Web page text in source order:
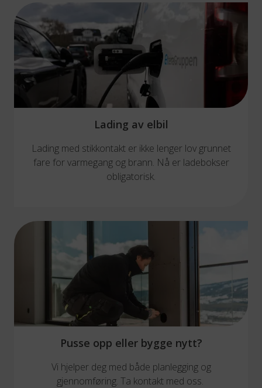
Lading av elbil
Lading med stikkontakt er ikke lenger lov grunnet
fare for varmegang og brann. Nå er ladebokser
obligatorisk.
Pusse opp eller bygge nytt?
Vi hjelper deg med både planlegging og
gjennomføring. Ta kontakt med oss.